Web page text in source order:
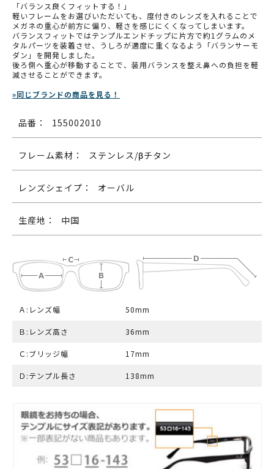
「バランス良くフィットする！」
軽いフレームをお選びいただいても、度付きのレンズを入れることで
メガネの重心が前方に偏り、軽さを感じにくくなってしまいます。
バランスフィットではテンプルエンドチップに片方で約1グラムのメ
タルパーツを装着させ、うしろが適度に重くなるよう「バランサーモ
ダン」を開発しました。
後ろ側へ重心が移動することで、装用バランスを整え鼻への負担を軽
減させることができます。
»同じブランドの商品を見る！
品番： 155002010
フレーム素材： ステンレス/βチタン
レンズシェイプ： オーバル
生産地： 中国
Ａ:レンズ幅 50mm
Ｂ:レンズ高さ 36mm
Ｃ:ブリッジ幅 17mm
Ｄ:テンプル長さ 138mm